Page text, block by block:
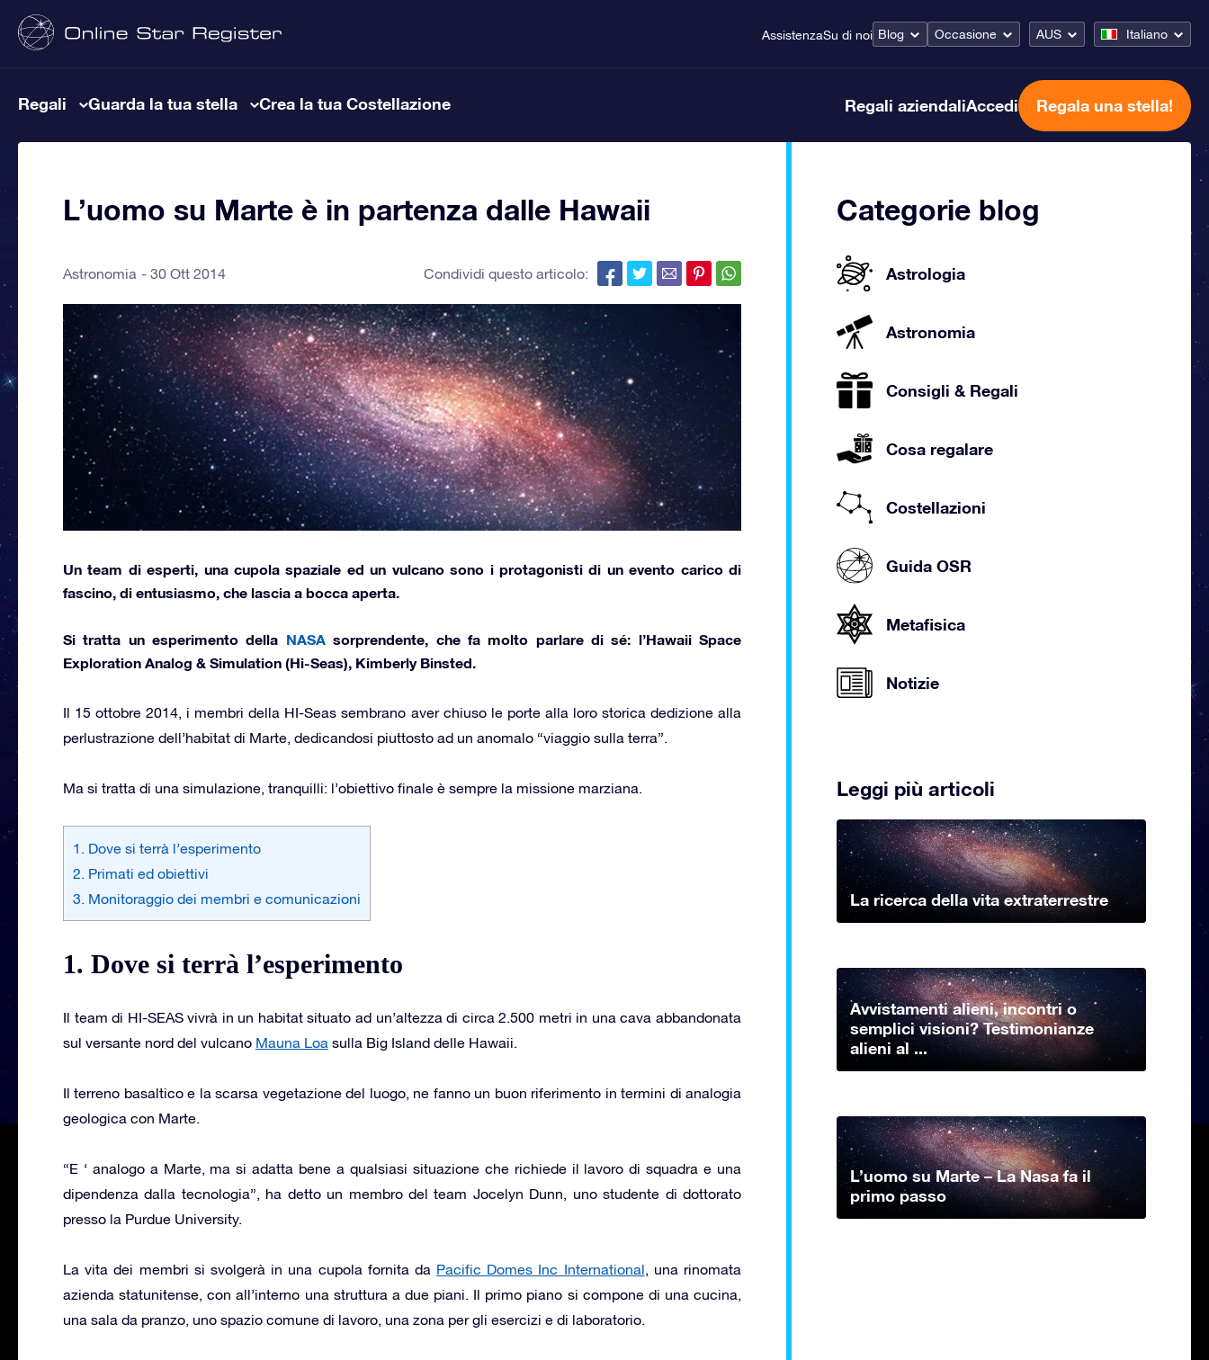
AssistenzaSu di noi Blog Occasione AUS Italiano
Regali Guarda la tua stella Crea la tua Costellazione Regali aziendaliAccedi Regala una stella!
L’uomo su Marte è in partenza dalle Hawaii
Astronomia 30 Ott 2014 Condividi questo articolo:
Un team di esperti, una cupola spaziale ed un vulcano sono i protagonisti di un evento carico di
fascino, di entusiasmo, che lascia a bocca aperta.
Si tratta un esperimento della NASAsorprendente, che fa molto parlare di sé: l’Hawaii Space
Exploration Analog & Simulation (Hi-Seas), Kimberly Binsted.
Il 15 ottobre 2014, i membri della HI-Seas sembrano aver chiuso le porte alla loro storica dedizione alla
perlustrazione dell’habitat di Marte, dedicandosi piuttosto ad un anomalo “viaggio sulla terra”.
Ma si tratta di una simulazione, tranquilli: l’obiettivo finale è sempre la missione marziana.
1. Dove si terrà l’esperimento
2. Primati ed obiettivi
3. Monitoraggio dei membri e comunicazioni
1. Dove si terrà l’esperimento
Il team di HI-SEAS vivrà in un habitat situato ad un’altezza di circa 2.500 metri in una cava abbandonata
sul versante nord del vulcano Mauna Loa sulla Big Island delle Hawaii.
Il terreno basaltico e la scarsa vegetazione del luogo, ne fanno un buon riferimento in termini di analogia
geologica con Marte.
“E ‘ analogo a Marte, ma si adatta bene a qualsiasi situazione che richiede il lavoro di squadra e una
dipendenza dalla tecnologia”, ha detto un membro del team Jocelyn Dunn, uno studente di dottorato
presso la Purdue University.
La vita dei membri si svolgerà in una cupola fornita da Pacific Domes Inc International, una rinomata
azienda statunitense, con all’interno una struttura a due piani. Il primo piano si compone di una cucina,
una sala da pranzo, uno spazio comune di lavoro, una zona per gli esercizi e di laboratorio.
Categorie blog
Astrologia
Astronomia
Consigli & Regali
Cosa regalare
Costellazioni
Guida OSR
Metafisica
Notizie
Leggi più articoli
La ricerca della vita extraterrestre
Avvistamenti alieni, incontri o
semplici visioni? Testimonianze
alieni al ...
L’uomo su Marte – La Nasa fa il
primo passo